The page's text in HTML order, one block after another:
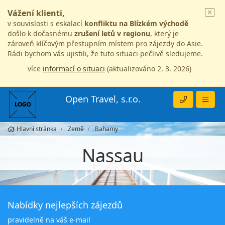
Vážení klienti,
v souvislosti s eskalací konfliktu na Blízkém východě
došlo k dočasnému zrušení letů v regionu, který je
zároveň klíčovým přestupním místem pro zájezdy do Asie.
Rádi bychom vás ujistili, že tuto situaci pečlivě sledujeme.
více informací o situaci (aktualizováno 2. 3. 2026)
Open Travel, s.r.o.
Hlavní stránka Země Bahamy
Nassau
Nabídky nejlepších zájezdů
pravidelně na váš e-mail